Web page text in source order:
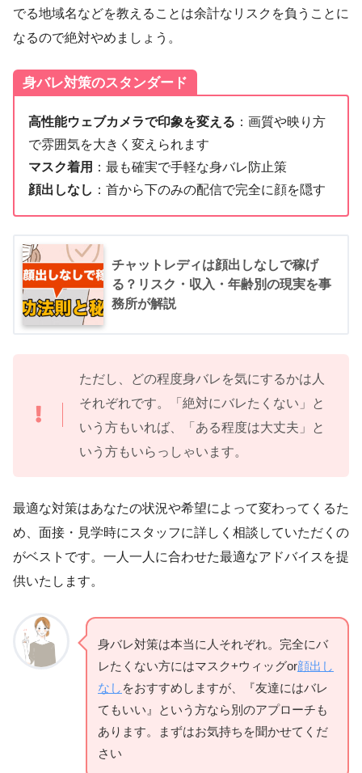
でる地域名などを教えることは余計なリスクを負うことに
なるので絶対やめましょう。
身バレ対策のスタンダード
高性能ウェブカメラで印象を変える ：画質や映り方
で雰囲気を大きく変えられます
マスク着用 ：最も確実で手軽な身バレ防止策
顔出しなし ：首から下のみの配信で完全に顔を隠す
チャットレディは顔出しなしで稼げ
る？リスク・収入・年齢別の現実を事
務所が解説
ただし、どの程度身バレを気にするかは人
それぞれです。「絶対にバレたくない」と
いう方もいれば、「ある程度は大丈夫」と
いう方もいらっしゃいます。
最適な対策はあなたの状況や希望によって変わってくるた
め、面接・見学時にスタッフに詳しく相談していただくの
がベストです。一人一人に合わせた最適なアドバイスを提
供いたします。
身バレ対策は本当に人それぞれ。完全にバ
レたくない方にはマスク+ウィッグor顔出し
なし をおすすめしますが、『友達にはバレ
てもいい』という方なら別のアプローチも
あります。まずはお気持ちを聞かせてくだ
さい